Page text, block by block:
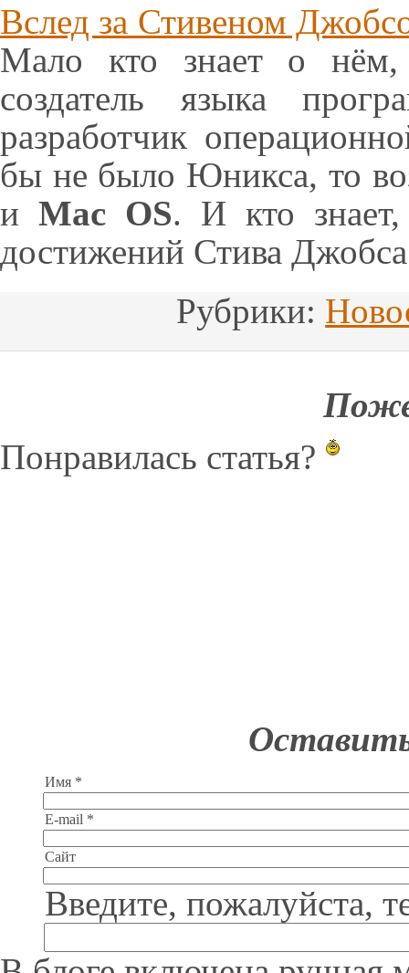
Вслед за Стивеном
Мало кто знает о
создатель языка
разработчик
бы не было Юникса, то
и Mac OS. И кто
достижений Стива
Рубрики:
Понравилась статья?
Имя *
E-mail *
Сайт
Введите, пожалуйста,